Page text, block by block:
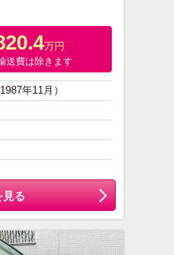
万円
送費は除きます
年11月）
見る